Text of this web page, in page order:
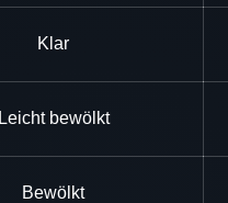
Klar
Leicht bewölkt
Bewölkt